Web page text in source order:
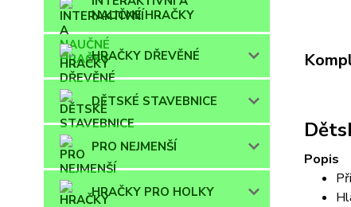
NAUČNÉ HRAČKY
HRAČKY DŘEVĚNÉ
DĚTSKÉ STAVEBNICE
PRO NEJMENŠÍ
HRAČKY PRO HOLKY
Popis